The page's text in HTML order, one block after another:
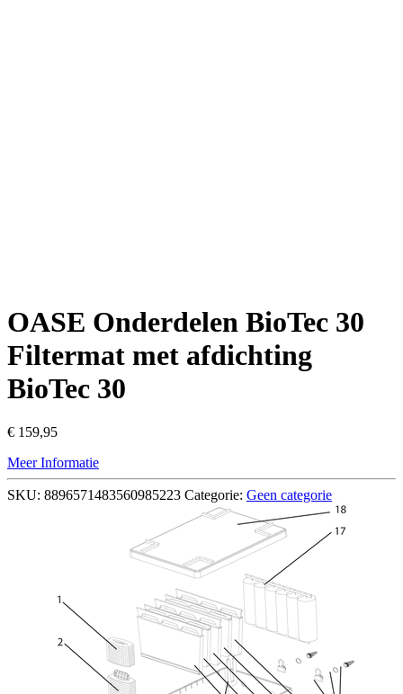
OASE Onderdelen BioTec 30
Filtermat met afdichting
BioTec 30
€ 159,95
Meer Informatie
SKU: 8896571483560985223 Categorie: Geen categorie